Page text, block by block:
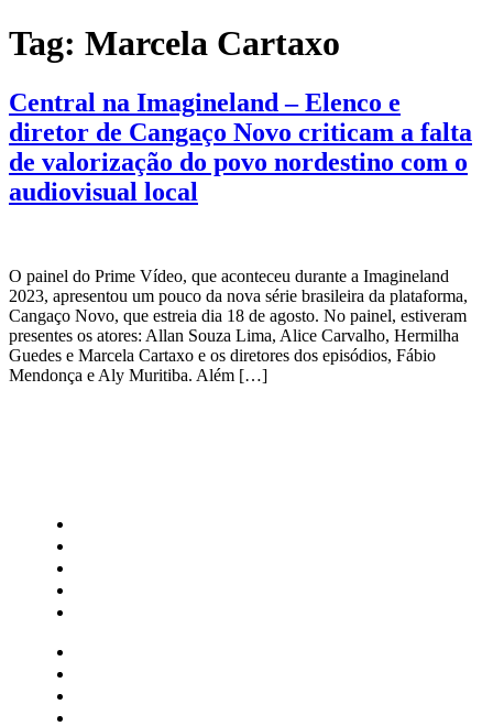
Tag: Marcela Cartaxo
Central na Imagineland – Elenco e
diretor de Cangaço Novo criticam a falta
de valorização do povo nordestino com o
audiovisual local
O painel do Prime Vídeo, que aconteceu durante a Imagineland
2023, apresentou um pouco da nova série brasileira da plataforma,
Cangaço Novo, que estreia dia 18 de agosto. No painel, estiveram
presentes os atores: Allan Souza Lima, Alice Carvalho, Hermilha
Guedes e Marcela Cartaxo e os diretores dos episódios, Fábio
Mendonça e Aly Muritiba. Além […]